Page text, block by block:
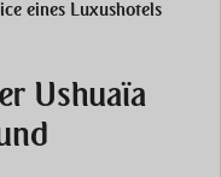
eines Luxushotels
Ushuaïa